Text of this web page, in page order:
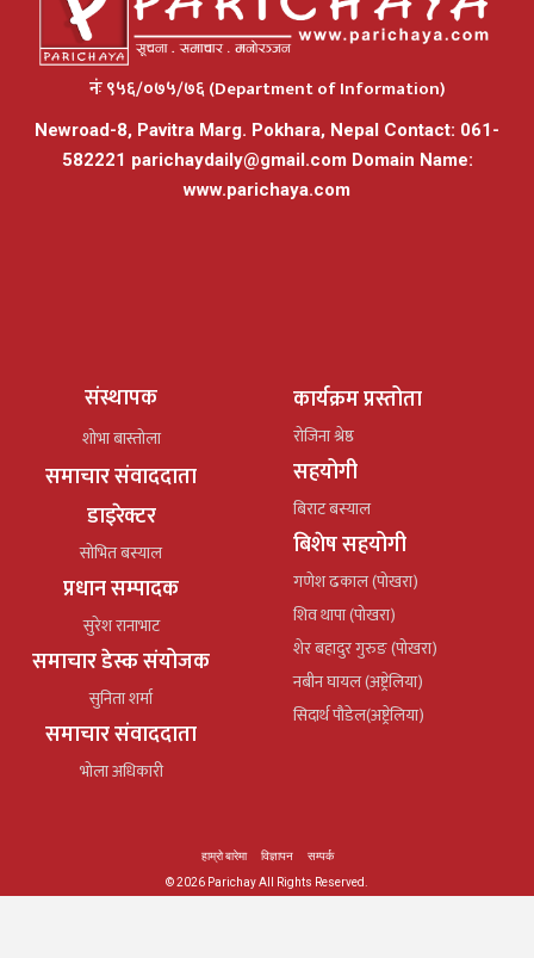
नंः ९५६/०७५/७६ (Department of Information)
Newroad-8, Pavitra Marg. Pokhara, Nepal Contact: 061-
582221 parichaydaily@gmail.comDomain Name:
www.parichaya.com
संस्थापक
शोभा बास्तोला
समाचार संवाददाता
डाइरेक्टर
सोभित बस्याल
प्रधान सम्पादक
सुरेश रानाभाट
समाचार डेस्क संयोजक
सुनिता शर्मा
समाचार संवाददाता
भोला अधिकारी
कार्यक्रम प्रस्तोता
रोजिना श्रेष्ठ
सहयोगी
बिराट बस्याल
बिशेष सहयोगी
गणेश ढकाल (पोखरा)
शिव थापा (पोखरा)
शेर बहादुर गुरुङ (पोखरा)
नबीन घायल (अष्ट्रेलिया)
सिदार्थ पौडेल(अष्ट्रेलिया)
हाम्रो बारेमा विज्ञापन
सम्पर्क
© 2026 Parichay All Rights Reserved.